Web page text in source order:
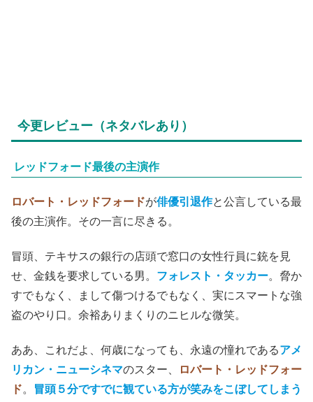
今更レビュー（ネタバレあり）
レッドフォード最後の主演作
ロバート・レッドフォードが俳優引退作と公言している最
後の主演作。その一言に尽きる。
冒頭、テキサスの銀行の店頭で窓口の女性行員に銃を見
せ、金銭を要求している男。 フォレスト・タッカー。脅か
すでもなく、まして傷つけるでもなく、実にスマートな強
盗のやり口。余裕ありまくりのニヒルな微笑。
ああ、これだよ、何歳になっても、永遠の憧れであるアメ
リカン・ニューシネマのスター、
ロバート・レッドフォー
ド。
冒頭５分ですでに観ている方が笑みをこぼしてしまう